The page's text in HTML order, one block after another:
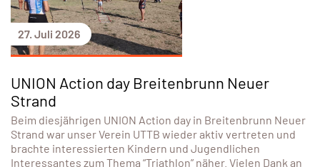
27. Juli 2026
UNION Action day Breitenbrunn Neuer
Strand
Beim diesjährigen UNION Action day in Breitenbrunn Neuer
Strand war unser Verein UTTB wieder aktiv vertreten und
brachte interessierten Kindern und Jugendlichen
Interessantes zum Thema “Triathlon” näher. Vielen Dank an